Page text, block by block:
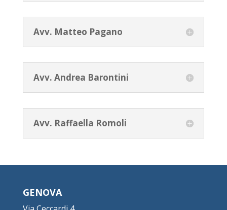
Avv. Matteo Pagano
Avv. Andrea Barontini
Avv. Raffaella Romoli
GENOVA